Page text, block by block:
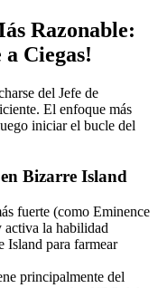
Razonable:
Ciegas!
del Jefe de
El enfoque más
iniciar el bucle del
Bizarre Island
fuerte (como Eminence
activa la habilidad
Island para farmear
principalmente del